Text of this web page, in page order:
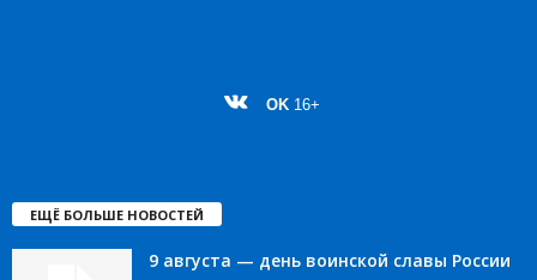
OK 16+
ЕЩЁ БОЛЬШЕ НОВОСТЕЙ
9 августа — день воинской славы России